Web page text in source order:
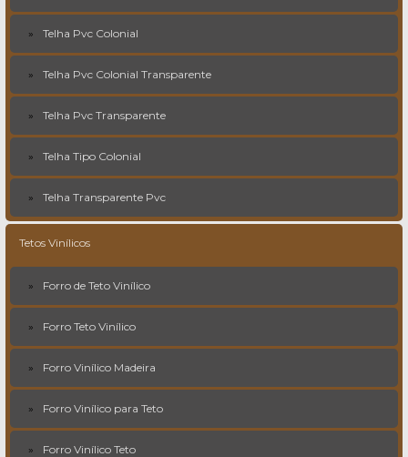
Telha Pvc Colonial
Telha Pvc Colonial Transparente
Telha Pvc Transparente
Telha Tipo Colonial
Telha Transparente Pvc
Tetos Vinílicos
Forro de Teto Vinílico
Forro Teto Vinílico
Forro Vinílico Madeira
Forro Vinílico para Teto
Forro Vinílico Teto